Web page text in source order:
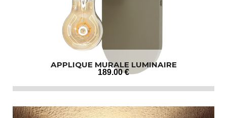
APPLIQUE MURALE LUMINAIRE
189.00 €